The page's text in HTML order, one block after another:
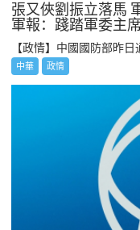
張又俠劉振立落馬
軍報：踐踏軍委主
【政情】中國國防部昨日
中華 政情